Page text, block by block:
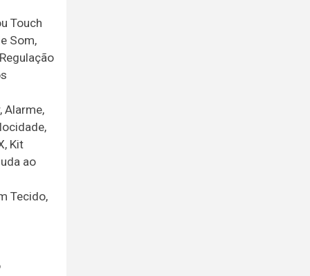
Touch
Som,
Alarme,
Kit
ao
Tecido,